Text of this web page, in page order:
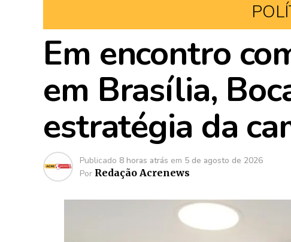
Em encontro
em Brasília,
estratégia da
Publicado 8 horas atrás em 5 de agosto de 2026
Por Redação Acrenews